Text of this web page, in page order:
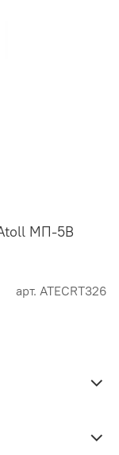
арт. ATECRT326
МП-5В